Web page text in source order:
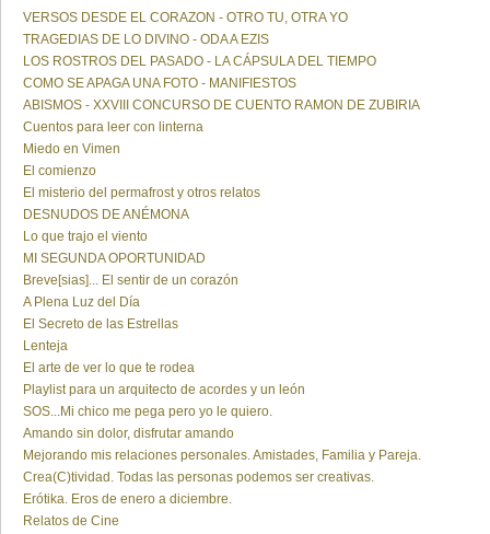
VERSOS DESDE EL CORAZON - OTRO TU, OTRA YO
TRAGEDIAS DE LO DIVINO - ODA A EZIS
LOS ROSTROS DEL PASADO - LA CÁPSULA DEL TIEMPO
COMO SE APAGA UNA FOTO - MANIFIESTOS
ABISMOS - XXVIII CONCURSO DE CUENTO RAMON DE ZUBIRIA
Cuentos para leer con linterna
Miedo en Vimen
El comienzo
El misterio del permafrost y otros relatos
DESNUDOS DE ANÉMONA
Lo que trajo el viento
MI SEGUNDA OPORTUNIDAD
Breve[sias]... El sentir de un corazón
A Plena Luz del Día
El Secreto de las Estrellas
Lenteja
El arte de ver lo que te rodea
Playlist para un arquitecto de acordes y un león
SOS...Mi chico me pega pero yo le quiero.
Amando sin dolor, disfrutar amando
Mejorando mis relaciones personales. Amistades, Familia y Pareja.
Crea(C)tividad. Todas las personas podemos ser creativas.
Erótika. Eros de enero a diciembre.
Relatos de Cine